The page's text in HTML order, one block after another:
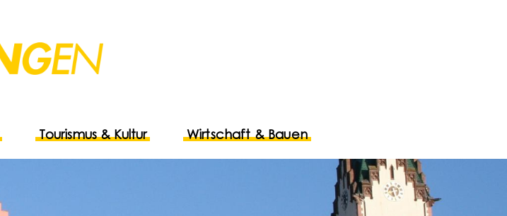
Tourismus & Kultur Wirtschaft & Bauen